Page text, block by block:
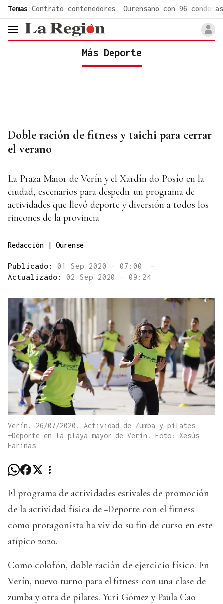
Temas Contrato contenedores Ourensano con 96 condenas
header.menu.open
Más Deporte
Doble ración de fitness y taichi para cerrar
el verano
La Praza Maior de Verín y el Xardín do Posío en la
ciudad, escenarios para despedir un programa de
actividades que llevó deporte y diversión a todos los
rincones de la provincia
Redacción | Ourense
Publicado: 01 Sep 2020 - 07:00
—
Actualizado: 02 Sep 2020 - 09:24
Verín. 26/07/2020. Actividad de Zumba y pilates
+Deporte en la playa mayor de Verín. Foto: Xesús
Fariñas
El programa de actividades estivales de promoción
de la actividad física de +Deporte con el fitness
como protagonista ha vivido su fin de curso en este
atípico 2020.
Como colofón, doble ración de ejercicio físico. En
Verín, nuevo turno para el fitness con una clase de
zumba y otra de pilates. Yuri Gómez y Paula Cao